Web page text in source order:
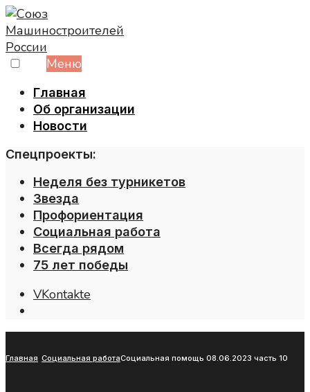
Skip
to
content
Меню
Главная
Об организации
Новости
Спецпроекты:
Неделя без турникетов
Звезда
Профориентация
Социальная работа
Всегда рядом
75 лет победы
VKontakte
Главная Социальная работаСоциальная помощь 08.06.2023 часть 10